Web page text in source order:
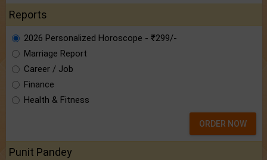
Reports
2026 Personalized Horoscope - ₹299/-
Marriage Report
Career / Job
Finance
Health & Fitness
ORDER NOW
Punit Pandey